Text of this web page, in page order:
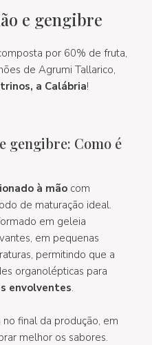
e gengibre
por 60% de fruta,
de Agrumi Tallarico,
a Calábria!
gengibre: Como é
à mão com
de maturação ideal.
em geleia
em pequenas
permitindo que a
organolépticas para
envolventes.
final da produção, em
melhor os sabores.